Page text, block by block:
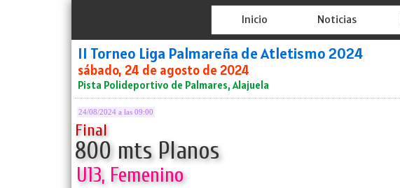
Inicio Noticias
II Torneo Liga Palmareña de Atletismo 2024
sábado, 24 de agosto de 2024
Pista Polideportivo de Palmares, Alajuela
24/08/2024 a las 09:00
Final
800 mts Planos
U13, Femenino